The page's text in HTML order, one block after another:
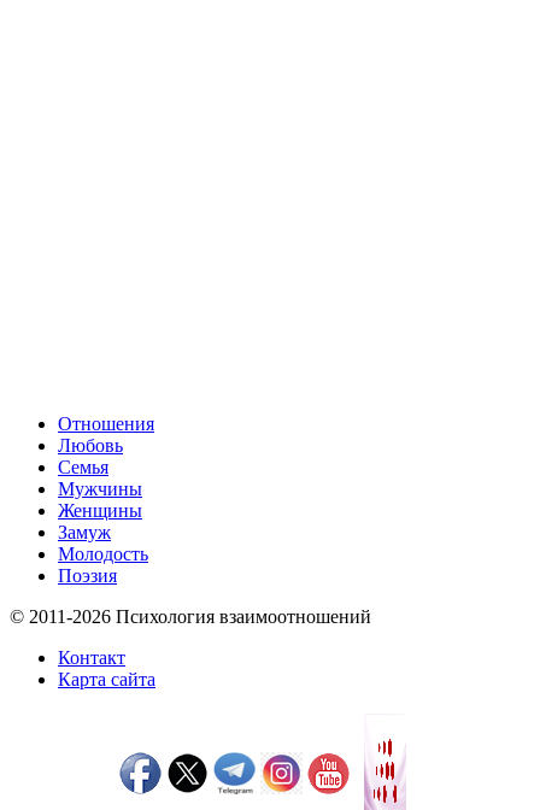
Отношения
Любовь
Семья
Мужчины
Женщины
Замуж
Молодость
Поэзия
© 2011-2026 Психология взаимоотношений
Контакт
Карта сайта